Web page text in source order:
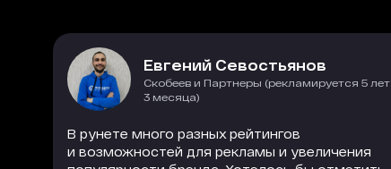
Евгений Севостьянов
Скобеев и Партнеры (рекламируется 5 лет
3 месяца)
В рунете много разных рейтингов
и возможностей для рекламы и увеличения